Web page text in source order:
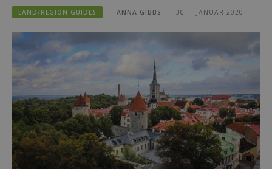
LAND/REGION GUIDES ANNA GIBBS 30TH JANUAR 2020